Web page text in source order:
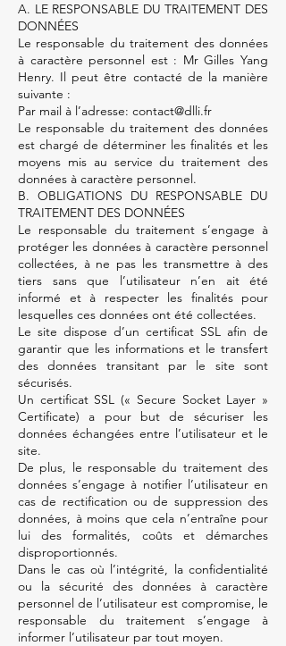
A. LE RESPONSABLE DU TRAITEMENT DES
DONNÉES
Le responsable du traitement des données
à caractère personnel est : Mr Gilles Yang
Henry. Il peut être contacté de la manière
suivante :
Par mail à l’adresse: contact@dlli.fr
Le responsable du traitement des données
est chargé de déterminer les finalités et les
moyens mis au service du traitement des
données à caractère personnel.
B. OBLIGATIONS DU RESPONSABLE DU
TRAITEMENT DES DONNÉES
Le responsable du traitement s’engage à
protéger les données à caractère personnel
collectées, à ne pas les transmettre à des
tiers sans que l’utilisateur n’en ait été
informé et à respecter les finalités pour
lesquelles ces données ont été collectées.
Le site dispose d’un certificat SSL afin de
garantir que les informations et le transfert
des données transitant par le site sont
sécurisés.
Un certificat SSL (« Secure Socket Layer »
Certificate) a pour but de sécuriser les
données échangées entre l’utilisateur et le
site.
De plus, le responsable du traitement des
données s’engage à notifier l’utilisateur en
cas de rectification ou de suppression des
données, à moins que cela n’entraîne pour
lui des formalités, coûts et démarches
disproportionnés.
Dans le cas où l’intégrité, la confidentialité
ou la sécurité des données à caractère
personnel de l’utilisateur est compromise, le
responsable du traitement s’engage à
informer l’utilisateur par tout moyen.